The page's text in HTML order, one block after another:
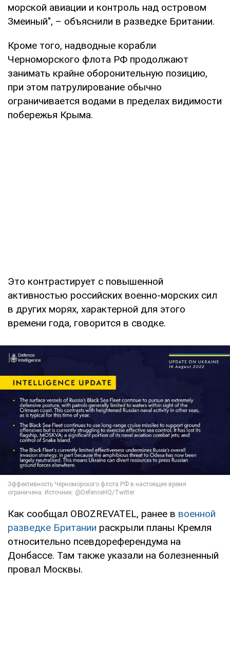
морской авиации и контроль над островом
Змеиный", – объяснили в разведке Британии.
Кроме того, надводные корабли
Черноморского флота РФ продолжают
занимать крайне оборонительную позицию,
при этом патрулирование обычно
ограничивается водами в пределах видимости
побережья Крыма.
Это контрастирует с повышенной
активностью российских военно-морских сил
в других морях, характерной для этого
времени года, говорится в сводке.
Как сообщал OBOZREVATEL, ранее в военной
разведке Британии раскрыли планы Кремля
относительно псевдореферендума на
Донбассе. Там также указали на болезненный
провал Москвы.